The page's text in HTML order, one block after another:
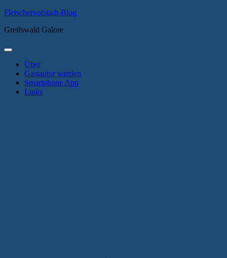
Zum
springen
Fleischervorstadt-Blog
Greifswald Galore
Primäres
Über
Gastautor werden
Smartphone App
Links